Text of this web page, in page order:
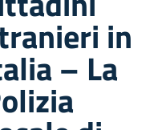
in
– La